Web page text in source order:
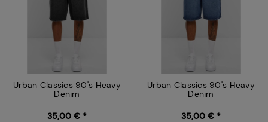
Urban Classics 90's Heavy
Denim
35,00 € *
Urban Classics 90's Heavy
Denim
35,00 € *